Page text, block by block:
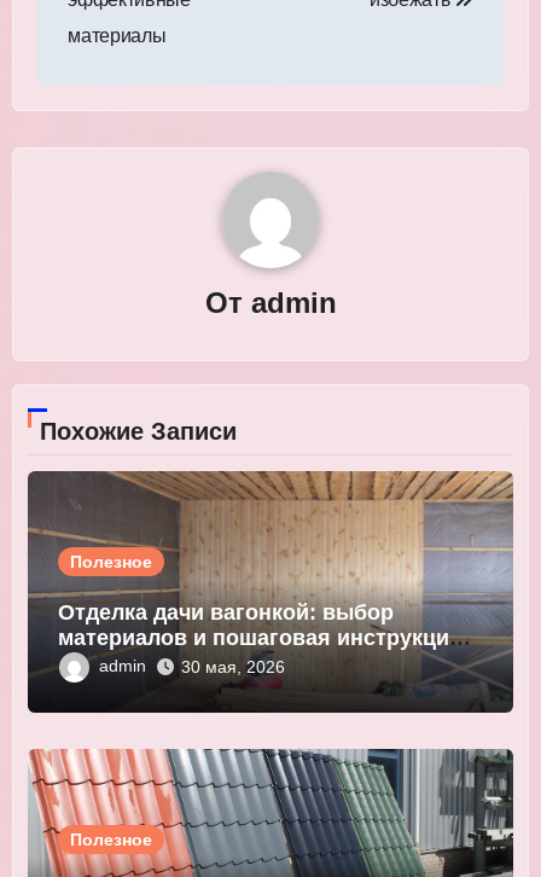
материалы
От admin
Похожие Записи
Полезное
Отделка дачи вагонкой: выбор
материалов и пошаговая инструкция
монтажа
admin 30 мая, 2026
Полезное